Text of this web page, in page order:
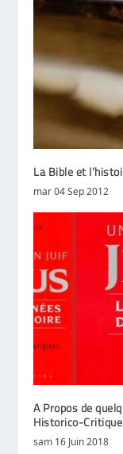
La Bible et
mar 04 Sep 2012
A Propos de
Historico-Critique
sam 16 Juin 2018